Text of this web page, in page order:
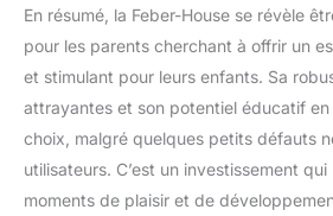
En résumé, la Feber-House se révèle
pour les parents cherchant à offrir un
et stimulant pour leurs enfants. Sa
attrayantes et son potentiel éducatif
choix, malgré quelques petits défauts
utilisateurs. C’est un investissement
moments de plaisir et de